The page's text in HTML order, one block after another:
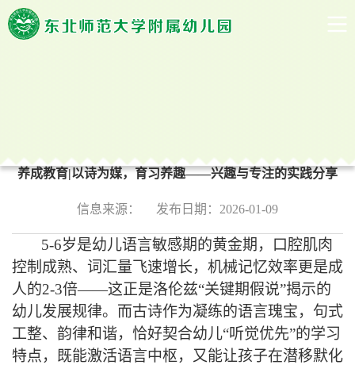
养成教育|以诗为媒，育习养趣——兴趣与专注的实践分享
信息来源： 发布日期：2026-01-09
5-6岁是幼儿语言敏感期的黄金期，口腔肌肉
控制成熟、词汇量飞速增长，机械记忆效率更是成
人的2-3倍——这正是洛伦兹“关键期假说”揭示的
幼儿发展规律。而古诗作为凝练的语言瑰宝，句式
工整、韵律和谐，恰好契合幼儿“听觉优先”的学习
特点，既能激活语言中枢，又能让孩子在潜移默化